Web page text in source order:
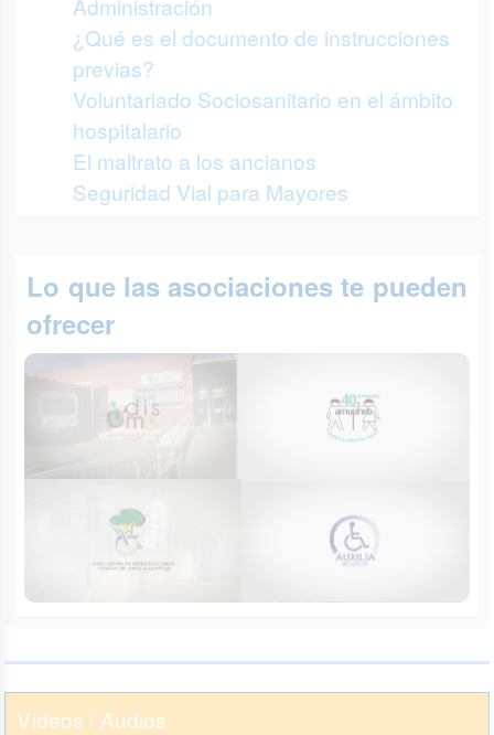
Administración
¿Qué es el documento de instrucciones
previas?
Voluntariado Sociosanitario en el ámbito
hospitalario
El maltrato a los ancianos
Seguridad Vial para Mayores
Lo que las asociaciones te pueden
ofrecer
Vídeos / Audios